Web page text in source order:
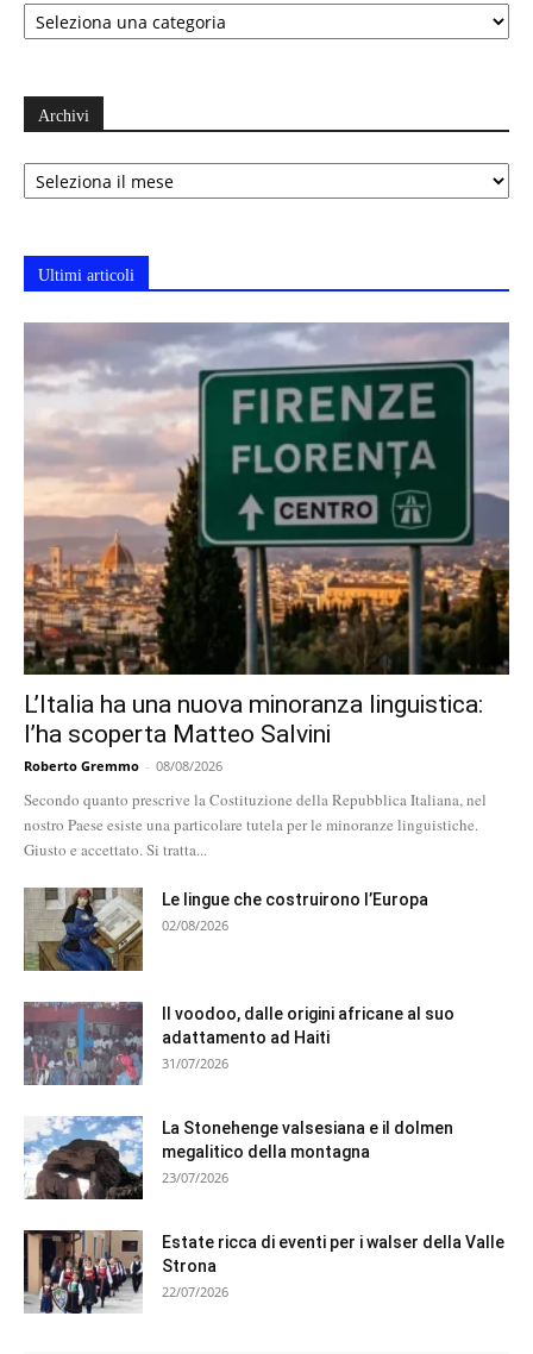
Archivi
Archivi
Ultimi articoli
L’Italia ha una nuova minoranza linguistica:
l’ha scoperta Matteo Salvini
Roberto Gremmo - 08/08/2026
Secondo quanto prescrive la Costituzione della Repubblica Italiana, nel
nostro Paese esiste una particolare tutela per le minoranze linguistiche.
Giusto e accettato. Si tratta...
Le lingue che costruirono l’Europa
02/08/2026
Il voodoo, dalle origini africane al suo
adattamento ad Haiti
31/07/2026
La Stonehenge valsesiana e il dolmen
megalitico della montagna
23/07/2026
Estate ricca di eventi per i walser della Valle
Strona
22/07/2026